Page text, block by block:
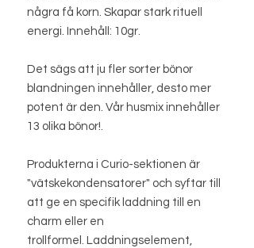
några få korn. Skapar stark rituell
energi. Innehåll: 10gr.
Det sägs att ju fler sorter bönor
blandningen innehåller, desto mer
potent är den. Vår husmix innehåller
13 olika bönor!.
Produkterna i Curio-sektionen är
"vätskekondensatorer" och syftar till
att ge en specifik laddning till en
charm eller en
trollformel. Laddningselement,